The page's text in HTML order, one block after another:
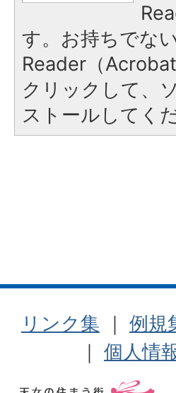
す。お持ちでな
Reader（
クリックして、
ストールしてく
リンク集 ｜ 例規
｜ 個人情